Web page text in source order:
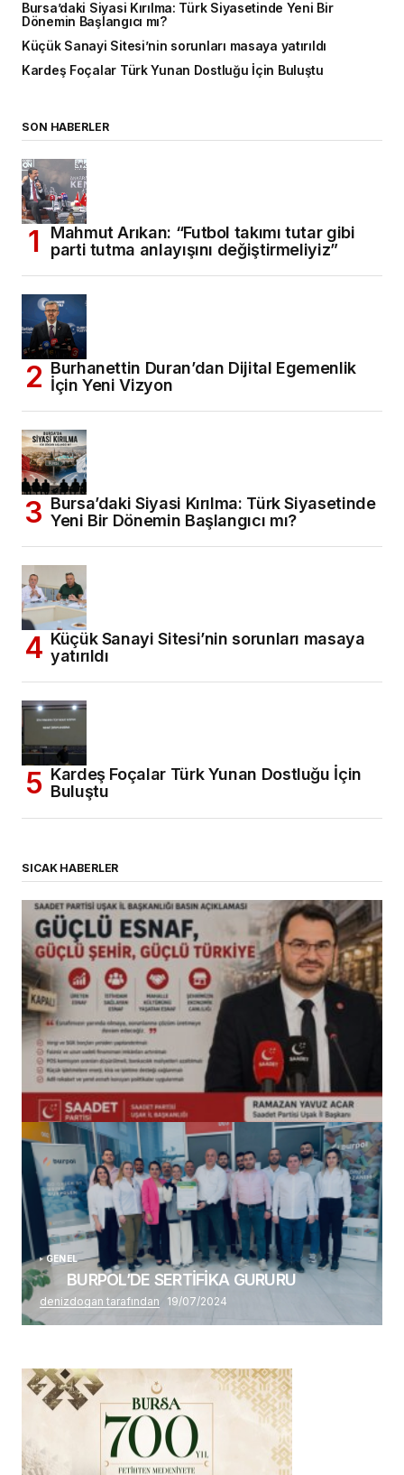
Bursa’daki Siyasi Kırılma: Türk Siyasetinde Yeni Bir
Dönemin Başlangıcı mı?
Küçük Sanayi Sitesi’nin sorunları masaya yatırıldı
Kardeş Foçalar Türk Yunan Dostluğu İçin Buluştu
SON HABERLER
Mahmut Arıkan: “Futbol takımı tutar gibi
parti tutma anlayışını değiştirmeliyiz”
Burhanettin Duran’dan Dijital Egemenlik
İçin Yeni Vizyon
Bursa’daki Siyasi Kırılma: Türk Siyasetinde
Yeni Bir Dönemin Başlangıcı mı?
Küçük Sanayi Sitesi’nin sorunları masaya
yatırıldı
Kardeş Foçalar Türk Yunan Dostluğu İçin
Buluştu
SICAK HABERLER
(başlıksız)
Alaattin Karahan tarafından 14/07/2026
GENEL
BURPOL’DE SERTİFİKA GURURU
denizdogan tarafından 19/07/2024